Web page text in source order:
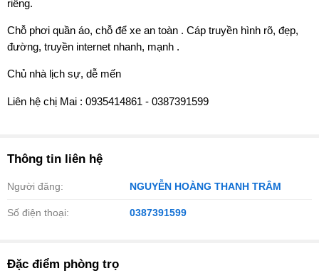
riêng.
Chỗ phơi quần áo, chỗ để xe an toàn . Cáp truyền hình rõ, đẹp,
đường, truyền internet nhanh, mạnh .
Chủ nhà lịch sự, dễ mến
Liên hệ chị Mai : 0935414861 - 0387391599
Thông tin liên hệ
Người đăng: NGUYỄN HOÀNG THANH TRÂM
Số điện thoại: 0387391599
Đặc điểm phòng trọ